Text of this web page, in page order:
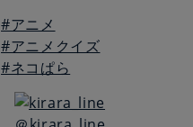
#アニメ
#アニメクイズ
#ネコぱら